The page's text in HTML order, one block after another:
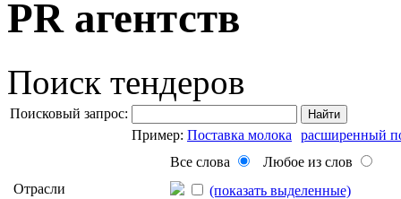
PR агентств
Поиск тендеров
Поисковый запрос: Найти
Пример: Поставка молока
расширенный
Все слова
Любое из слов
Отрасли
(показать выделенные)